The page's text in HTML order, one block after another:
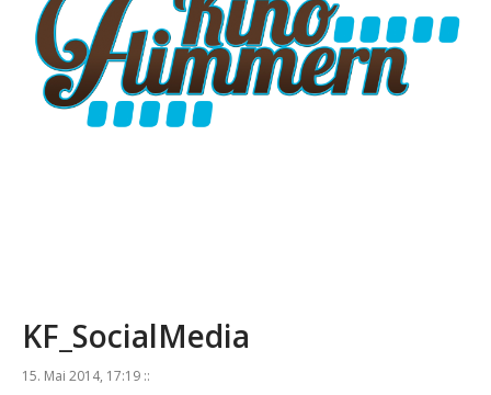
KF_SocialMedia
15. Mai 2014, 17:19 ::